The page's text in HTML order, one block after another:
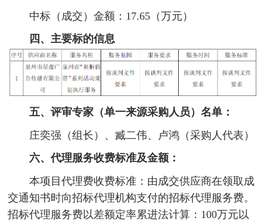
中标（成交）金额：17.65（万元）
四、主要标的信息
五、评审专家（单一来源采购人员）名单：
庄奕强（组长）、臧二伟、卢鸿（采购人代表）
六、代理服务收费标准及金额：
本项目代理费收费标准：由成交供应商在领取成
交通知书时向招标代理机构支付的招标代理服务费。
招标代理服务费以差额定率累进法计算：100万元以